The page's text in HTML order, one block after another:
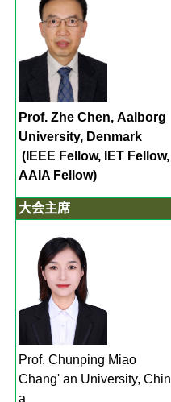
Prof. Zhe Chen, Aalborg
University, Denmark
(IEEE Fellow, IET Fellow,
AAIA Fellow)
大会主席
Prof. Chunping Miao
Chang' an University, Chin
a